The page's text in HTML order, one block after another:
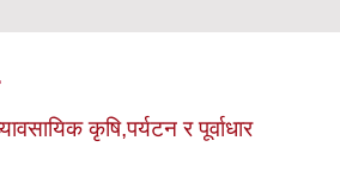
कृषि,पर्यटन र पूर्वाधार